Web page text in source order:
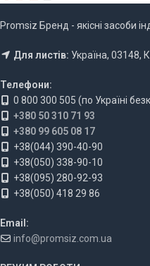
Promsiz Бренд - якісні засоби
Для листів: Україна, 03148,
Телефони:
0 800 300 505 (по Україні
+380 50 310 71 93
+380 99 605 08 17
+38(044) 390-40-90
+38(050) 338-90-10
+38(095) 280-92-93
+38(050) 418 29 86
Email:
info@promsiz.com.ua